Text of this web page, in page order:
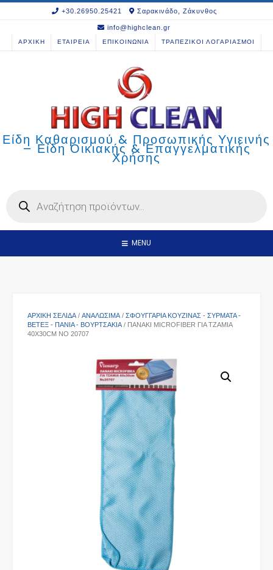
+30.26950.25421 Σαρακινάδο, Ζάκυνθος
info@highclean.gr
ΑΡΧΙΚΗ ΕΤΑΙΡΕΙΑ ΕΠΙΚΟΙΝΩΝΙΑ ΤΡΑΠΕΖΙΚΟΙ ΛΟΓΑΡΙΑΣΜΟΙ
Είδη Καθαρισμού & Προσωπικής Υγιεινής
– Είδη Οικιακής & Επαγγελματικής
Χρήσης
search
MENU
ΑΡΧΙΚΉ ΣΕΛΊΔΑ / ΑΝΑΛΩΣΙΜΑ / ΣΦΟΥΓΓΆΡΙΑ ΚΟΥΖΊΝΑΣ - ΣΎΡΜΑΤΑ -
ΒΕΤΈΞ - ΠΑΝΙΆ - ΒΟΥΡΤΣΆΚΙΑ / ΠΑΝΆΚΙ MICROFIBER ΓΙΑ ΤΖΆΜΙΑ
40X30CM NO 20707